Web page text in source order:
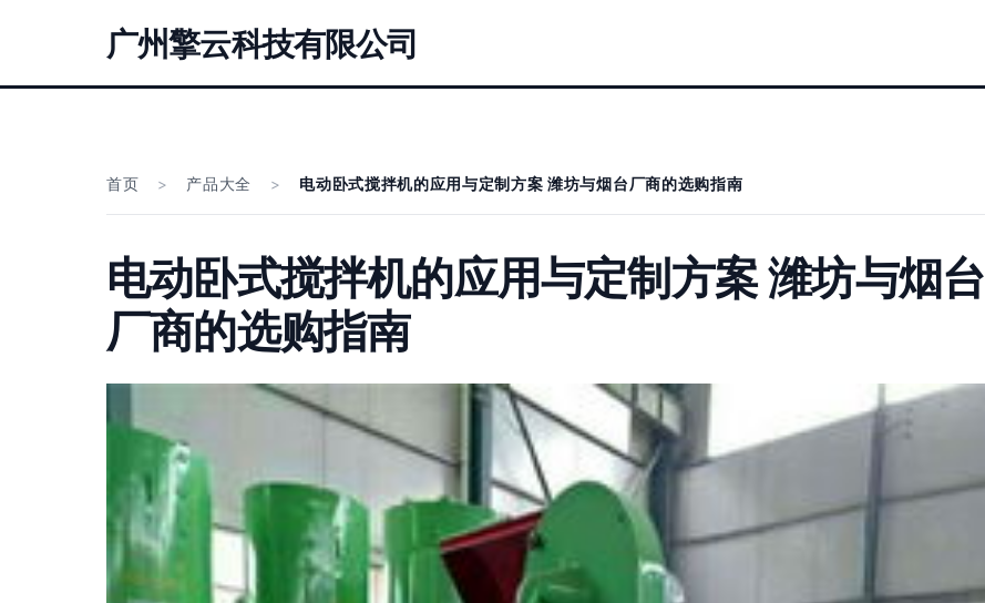
广州擎云科技有限公司
首页 > 产品大全 > 电动卧式搅拌机的应用与定制方案 潍坊与烟台厂商的选购指南
电动卧式搅拌机的应用与定制方案 潍坊与烟台
厂商的选购指南